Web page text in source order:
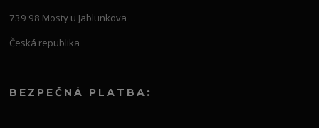
739 98 Mosty u Jablunkova
Česká republika
BEZPEČNÁ PLATBA: